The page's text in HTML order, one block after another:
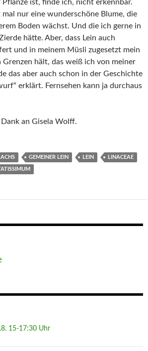
Pflanze ist, finde ich, nicht erkennbar.
mal nur eine wunderschöne Blume, die
Boden wächst. Und die ich gerne in
hätte. Aber, dass Lein auch
und in meinem Müsli zugesetzt mein
hält, das weiß ich von meiner
das aber auch schon in der Geschichte
erklärt. Fernsehen kann ja durchaus
an Gisela Wolff.
GEMEINER LEIN LEIN LINACEAE
15-17:30 Uhr